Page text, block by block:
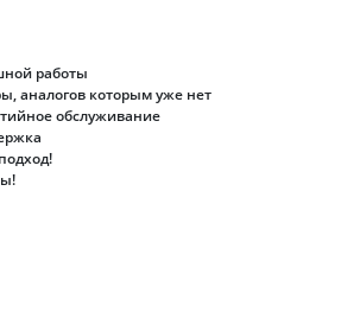
работы
аналогов которым уже нет
обслуживание